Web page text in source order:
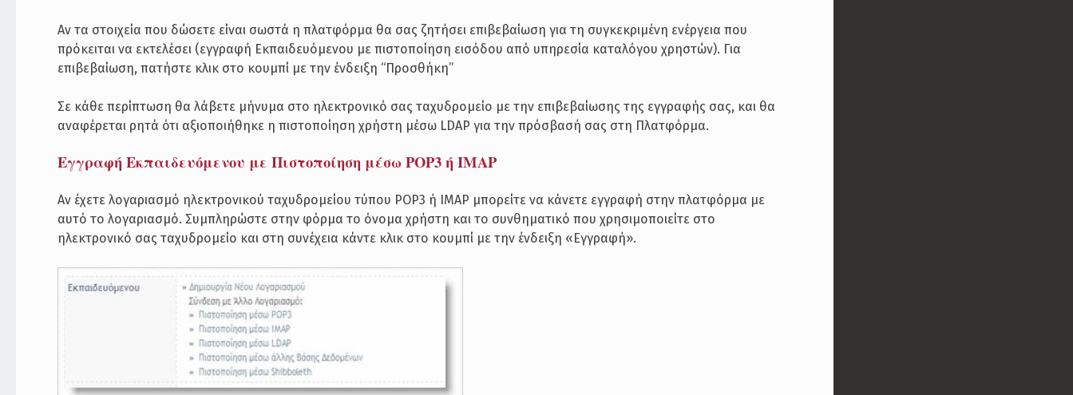
Αν τα στοιχεία που δώσετε είναι σωστά η πλατφόρμα θα σας ζητήσει επιβεβαίωση για τη συγκεκριμένη ενέργεια που
πρόκειται να εκτελέσει (εγγραφή Εκπαιδευόμενου με πιστοποίηση εισόδου από υπηρεσία καταλόγου χρηστών). Για
επιβεβαίωση, πατήστε κλικ στο κουμπί με την ένδειξη “Προσθήκη”
Σε κάθε περίπτωση θα λάβετε μήνυμα στο ηλεκτρονικό σας ταχυδρομείο με την επιβεβαίωσης της εγγραφής σας, και θα
αναφέρεται ρητά ότι αξιοποιήθηκε η πιστοποίηση χρήστη μέσω LDAP για την πρόσβασή σας στη Πλατφόρμα.
Εγγραφή Εκπαιδευόμενου με Πιστοποίηση μέσω POP3 ή ΙΜΑΡ
Αν έχετε λογαριασμό ηλεκτρονικού ταχυδρομείου τύπου POP3 ή IMAP μπορείτε να κάνετε εγγραφή στην πλατφόρμα με
αυτό το λογαριασμό. Συμπληρώστε στην φόρμα το όνομα χρήστη και το συνθηματικό που χρησιμοποιείτε στο
ηλεκτρονικό σας ταχυδρομείο και στη συνέχεια κάντε κλικ στο κουμπί με την ένδειξη «Εγγραφή».